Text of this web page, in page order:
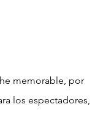
memorable, por
los espectadores,